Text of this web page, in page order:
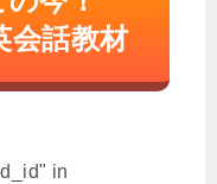
会話教材
in